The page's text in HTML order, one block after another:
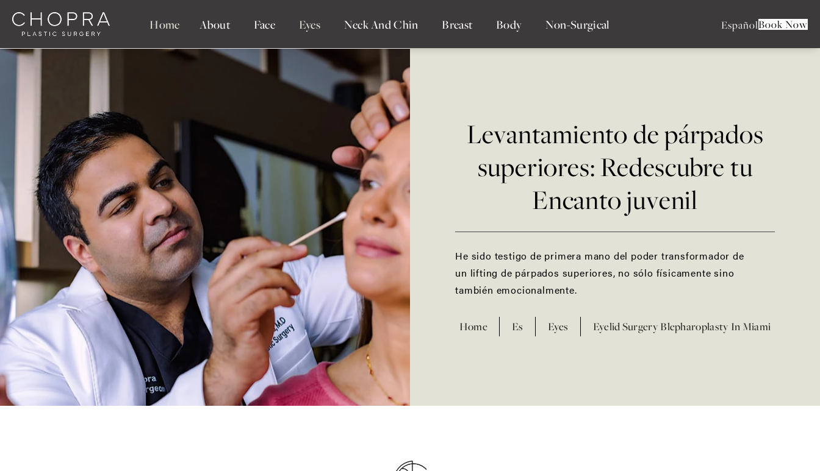
Home About Face Eyes Neck And Chin Breast Body Non-Surgical EspañolBook Now
Levantamiento de párpados
superiores: Redescubre tu
Encanto juvenil
He sido testigo de primera mano del poder transformador de
un lifting de párpados superiores, no sólo físicamente sino
también emocionalmente.
Home Es Eyes Eyelid Surgery Blepharoplasty In Miami